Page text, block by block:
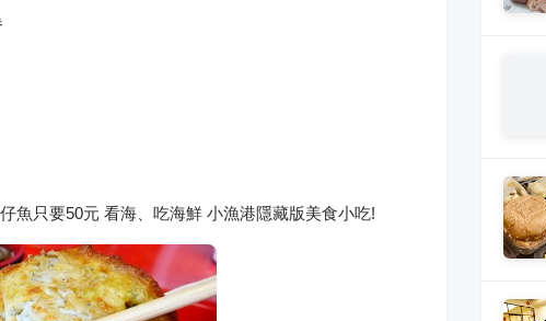
魚只要50元 看海、吃海鮮 小漁港隱藏版美食小吃!